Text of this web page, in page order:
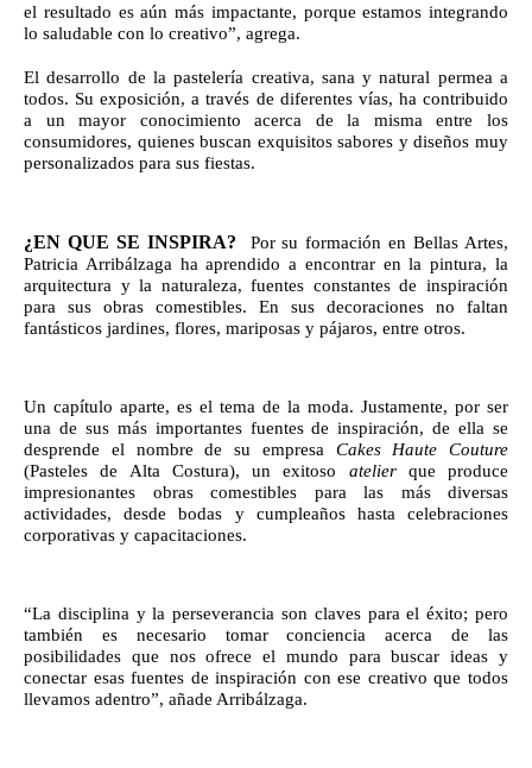
el resultado es aún más impactante, porque estamos integrando
lo saludable con lo creativo”, agrega.
El desarrollo de la pastelería creativa, sana y natural permea a
todos. Su exposición, a través de diferentes vías, ha contribuido
a un mayor conocimiento acerca de la misma entre los
consumidores, quienes buscan exquisitos sabores y diseños muy
personalizados para sus fiestas.
¿EN QUE SE INSPIRA? Por su formación en Bellas Artes,
Patricia Arribálzaga ha aprendido a encontrar en la pintura, la
arquitectura y la naturaleza, fuentes constantes de inspiración
para sus obras comestibles. En sus decoraciones no faltan
fantásticos jardines, flores, mariposas y pájaros, entre otros.
Un capítulo aparte, es el tema de la moda. Justamente, por ser
una de sus más importantes fuentes de inspiración, de ella se
desprende el nombre de su empresa
(Pasteles de Alta Costura), un exitoso atelier que produce
impresionantes obras comestibles para las más diversas
actividades, desde bodas y cumpleaños hasta celebraciones
corporativas y capacitaciones.
“La disciplina y la perseverancia son claves para el éxito; pero
también es necesario tomar conciencia acerca de las
posibilidades que nos ofrece el mundo para buscar ideas y
conectar esas fuentes de inspiración con ese creativo que todos
llevamos adentro”, añade Arribálzaga.